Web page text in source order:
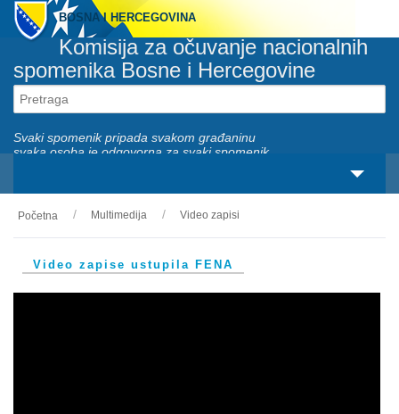
BOSNA I HERCEGOVINA
Komisija za očuvanje nacionalnih
spomenika Bosne i Hercegovine
Svaki spomenik pripada svakom građaninu
svaka osoba je odgovorna za svaki spomenik
O nama
Zakonski okviri
Početna Multimedija Video zapisi
Video zapise ustupila FENA